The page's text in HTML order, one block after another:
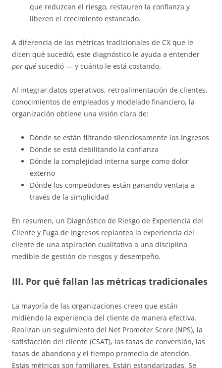
que reduzcan el riesgo, restauren la confianza y
liberen el crecimiento estancado.
A diferencia de las métricas tradicionales de CX que le
dicen qué sucedió, este diagnóstico le ayuda a entender
por qué sucedió — y cuánto le está costando.
Al integrar datos operativos, retroalimentación de clientes,
conocimientos de empleados y modelado financiero, la
organización obtiene una visión clara de:
Dónde se están filtrando silenciosamente los ingresos
Dónde se está debilitando la confianza
Dónde la complejidad interna surge como dolor
externo
Dónde los competidores están ganando ventaja a
través de la simplicidad
En resumen, un Diagnóstico de Riesgo de Experiencia del
Cliente y Fuga de Ingresos replantea la experiencia del
cliente de una aspiración cualitativa a una disciplina
medible de gestión de riesgos y desempeño.
III. Por qué fallan las métricas tradicionales
La mayoría de las organizaciones creen que están
midiendo la experiencia del cliente de manera efectiva.
Realizan un seguimiento del Net Promoter Score (NPS), la
satisfacción del cliente (CSAT), las tasas de conversión, las
tasas de abandono y el tiempo promedio de atención.
Estas métricas son familiares. Están estandarizadas. Se